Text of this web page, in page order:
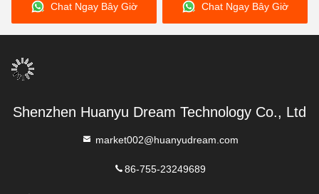
cho Chiếu sáng Tiết kiệm
Năng lượng
Chat Ngay Bây Giờ Chat Ngay Bây Giờ
Shenzhen Huanyu Dream Technology Co., Ltd
market002@huanyudream.com
86-755-23249689